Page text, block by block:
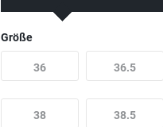
Größe
36 36.5
38 38.5